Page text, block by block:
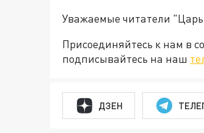
Уважаемые читатели
Присоединяйтесь к нам в
подписывайтесь на наш
ДЗЕН